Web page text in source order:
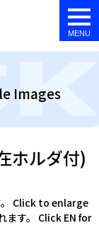
Images
ホルダ付)
。 Click to enlarge
ます。 Click EN for